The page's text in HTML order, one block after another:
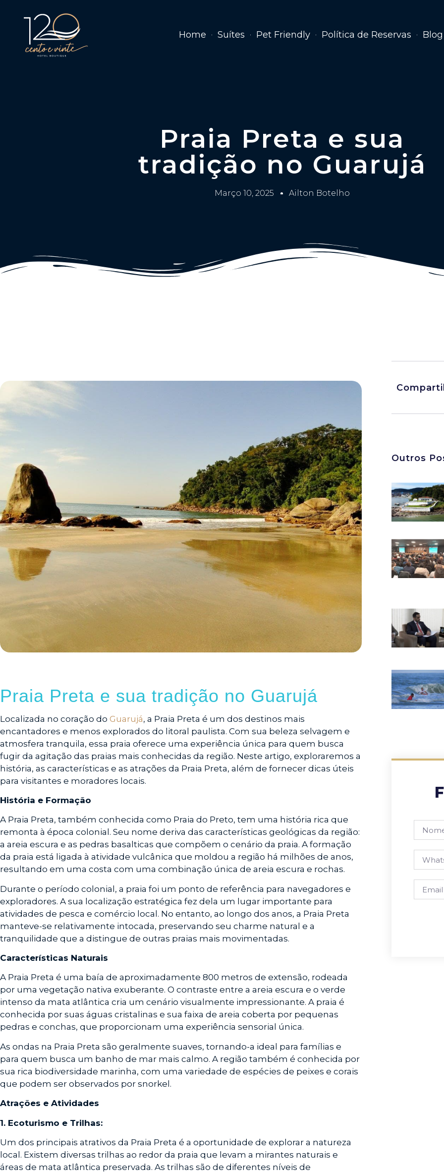
Home Suítes Pet Friendly Política de Reservas Blog
Praia Preta e sua
tradição no Guarujá
Março 10, 2025 Ailton Botelho
Praia Preta e sua tradição no Guarujá
Localizada no coração do Guarujá, a Praia Preta é um dos destinos mais
encantadores e menos explorados do litoral paulista. Com sua beleza selvagem e
atmosfera tranquila, essa praia oferece uma experiência única para quem busca
fugir da agitação das praias mais conhecidas da região. Neste artigo, exploraremos a
história, as características e as atrações da Praia Preta, além de fornecer dicas úteis
para visitantes e moradores locais.
História e Formação
A Praia Preta, também conhecida como Praia do Preto, tem uma história rica que
remonta à época colonial. Seu nome deriva das características geológicas da região:
a areia escura e as pedras basalticas que compõem o cenário da praia. A formação
da praia está ligada à atividade vulcânica que moldou a região há milhões de anos,
resultando em uma costa com uma combinação única de areia escura e rochas.
Durante o período colonial, a praia foi um ponto de referência para navegadores e
exploradores. A sua localização estratégica fez dela um lugar importante para
atividades de pesca e comércio local. No entanto, ao longo dos anos, a Praia Preta
manteve-se relativamente intocada, preservando seu charme natural e a
tranquilidade que a distingue de outras praias mais movimentadas.
Características Naturais
A Praia Preta é uma baía de aproximadamente 800 metros de extensão, rodeada
por uma vegetação nativa exuberante. O contraste entre a areia escura e o verde
intenso da mata atlântica cria um cenário visualmente impressionante. A praia é
conhecida por suas águas cristalinas e sua faixa de areia coberta por pequenas
pedras e conchas, que proporcionam uma experiência sensorial única.
As ondas na Praia Preta são geralmente suaves, tornando-a ideal para famílias e
para quem busca um banho de mar mais calmo. A região também é conhecida por
sua rica biodiversidade marinha, com uma variedade de espécies de peixes e corais
que podem ser observados por snorkel.
Atrações e Atividades
1. Ecoturismo e Trilhas:
Um dos principais atrativos da Praia Preta é a oportunidade de explorar a natureza
local. Existem diversas trilhas ao redor da praia que levam a mirantes naturais e
áreas de mata atlântica preservada. As trilhas são de diferentes níveis de
Outros